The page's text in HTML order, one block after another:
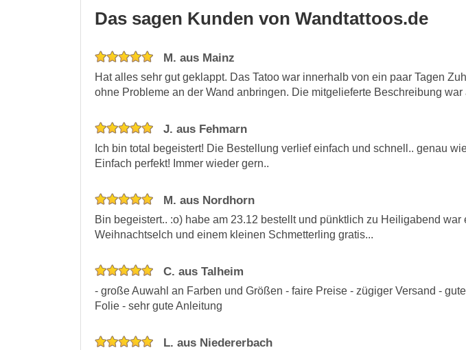
Das sagen Kunden von Wandtattoos.de
M. aus Mainz
Hat alles sehr gut geklappt. Das Tatoo war innerhalb von ein paar Tagen
ohne Probleme an der Wand anbringen. Die mitgelieferte Beschreibung war
J. aus Fehmarn
Ich bin total begeistert! Die Bestellung verlief einfach und schnell.. genau
Einfach perfekt! Immer wieder gern..
M. aus Nordhorn
Bin begeistert.. :o) habe am 23.12 bestellt und pünktlich zu Heiligabend war
Weihnachtselch und einem kleinen Schmetterling gratis...
C. aus Talheim
- große Auwahl an Farben und Größen - faire Preise - zügiger Versand -
Folie - sehr gute Anleitung
L. aus Niedererbach